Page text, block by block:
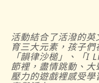
活動結合了活潑的
育三大元素，孩子們
「韻律沙槌」、「I
節裡，盡情跳動、
壓力的遊戲裡感受